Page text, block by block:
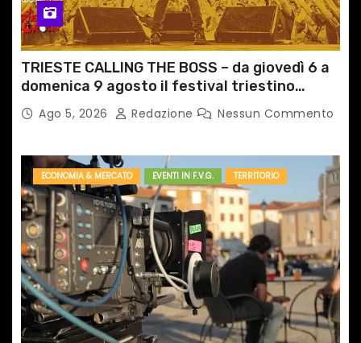
TRIESTE CALLING THE BOSS – da giovedì 6 a
domenica 9 agosto il festival triestino
dedicato a Springsteen
Ago 5, 2026 Redazione Nessun Commento
ECONOMIA & MERCATO EVENTI IN F.V.G. TERRITORIO